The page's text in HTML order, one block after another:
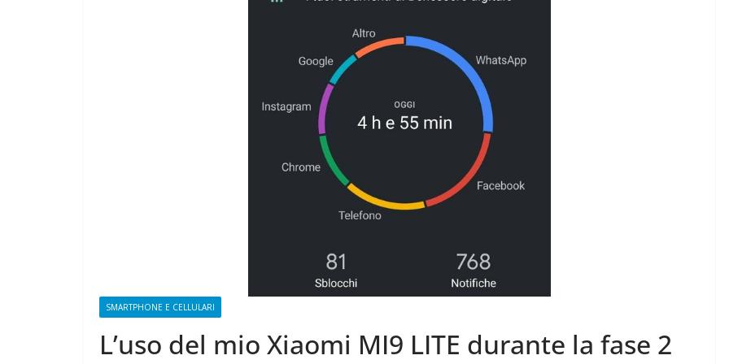
SMARTPHONE E CELLULARI
L’uso del mio Xiaomi MI9 LITE durante la fase 2
CAMPAGNA
ELETTORALE: 50 DI 50
1 Ottobre 2021 Felice Balsamo